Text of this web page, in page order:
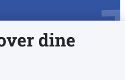
dine